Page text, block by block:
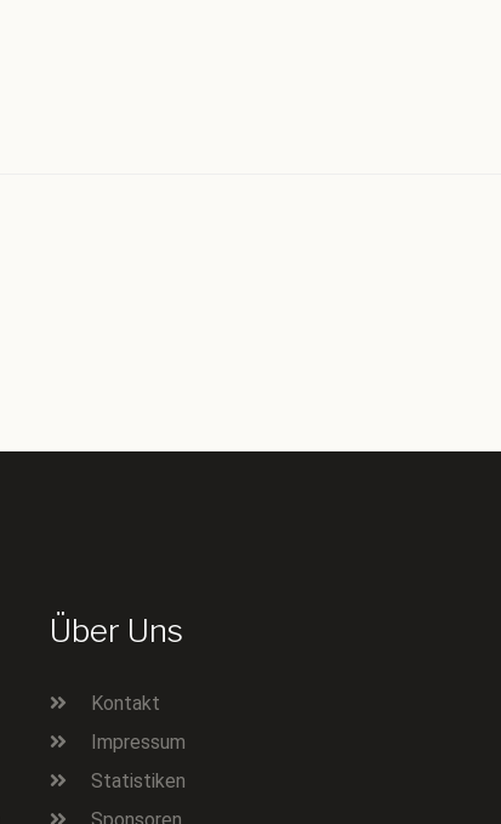
Über Uns
Kontakt
Impressum
Statistiken
Sponsoren